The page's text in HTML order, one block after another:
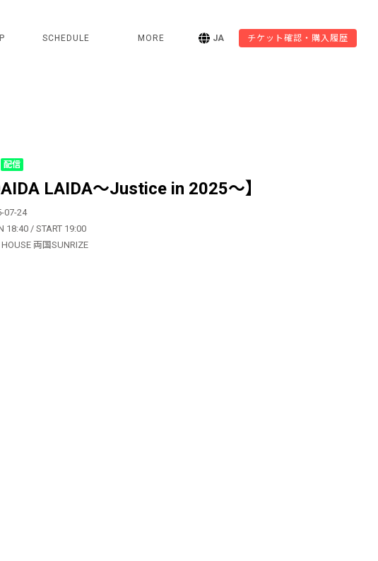
SCHEDULE MORE JA チケット確認・購入履歴
配信
LAIDA〜Justice in 2025〜】
07-24
18:40 / START 19:00
HOUSE 両国SUNRIZE